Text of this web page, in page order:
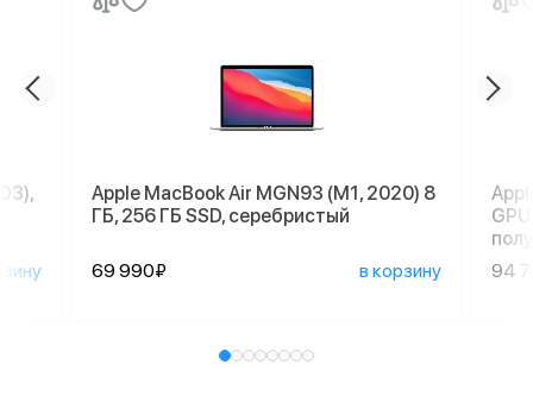
Apple MacBook Air MGN93 (M1, 2020) 8
ГБ, 256 ГБ SSD, серебристый
69 990₽ в корзину
94